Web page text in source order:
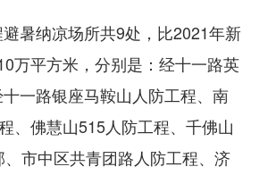
暑纳凉场所共9处，比2021年新
万平方米，分别是：经十一路英
一路银座马鞍山人防工程、南
、佛慧山515人防工程、千佛山
、市中区共青团路人防工程、济